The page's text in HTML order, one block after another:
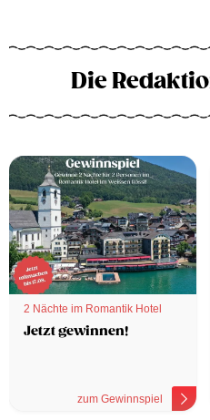
Die
2 Nächte im Romantik Hotel
Jetzt gewinnen!
zum Gewinnspiel